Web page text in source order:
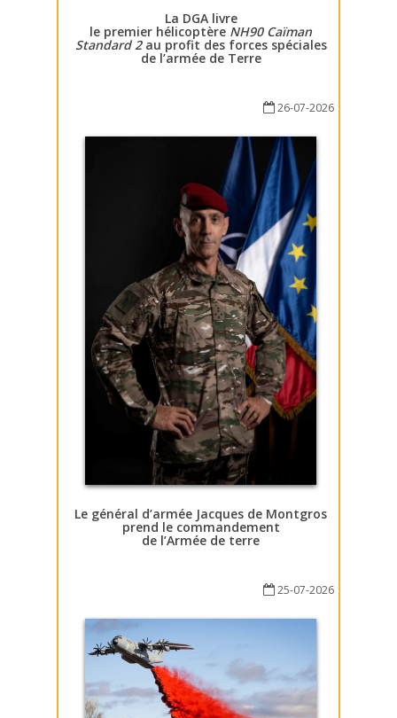
La DGA livre
le premier hélicoptère NH90 Caïman
Standard 2au profit des forces spéciales
de l’armée de Terre
26-07-2026
Le général d’armée Jacques de Montgros
prend le commandement
de l’Armée de terre
25-07-2026